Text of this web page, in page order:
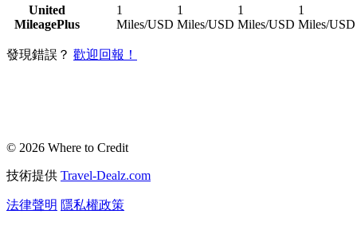
United
MileagePlus
1
Miles/USD
1
Miles/USD
1
Miles/USD
1
Miles/USD
發現錯誤？ 歡迎回報！
© 2026 Where to Credit
技術提供 Travel-Dealz.com
法律聲明 隱私權政策